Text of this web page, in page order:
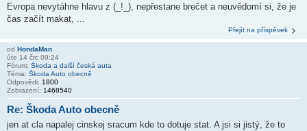
Evropa nevytáhne hlavu z (_!_), nepřestane brečet a neuvědomí si, že je
čas začít makat, ...
Přejít na příspěvek
od HondaMan
úte 14 črc 09:24
Fórum: Škoda a další česká auta
Téma: Škoda Auto obecně
Odpovědi: 1800
Zobrazení: 1468540
Re: Škoda Auto obecně
jen at cla napalej cinskej sracum kde to dotuje stat. A jsi si jistý, že to